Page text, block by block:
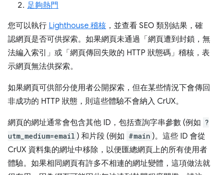
足夠熱門
您可以執行 Lighthouse 稽核 ，並查看 SEO 類別結果，確
認網頁是否可供探索。如果網頁未通過「網頁遭到封鎖，無
法編入索引」 或「網頁傳回失敗的 HTTP 狀態碼」 稽核，表
示網頁無法供探索。
如果網頁可供部分使用者公開探索，但在某些情況下會傳回
非成功的 HTTP 狀態，則這些體驗不會納入 CrUX。
網頁的網址通常會包含其他 ID，包括查詢字串參數 (例如 ?
utm_medium=email ) 和片段 (例如 #main )。這些 ID 會從
CrUX 資料集的網址中移除，以便匯總網頁上的所有使用者
體驗。如果相同網頁有許多不相連的網址變體，這項做法就